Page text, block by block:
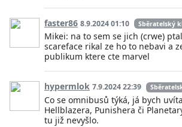
faster86 8.9.2024 01:10 Sběratelský
Mikei: na to sem se jich (crwe)
scareface rikal ze ho to nebavi a
publikum ktere cte marvel
hypermlok 7.9.2024 22:39
Co se omnibusů týká, já bych
Hellblazera, Punishera či
tu již nevyšlo.